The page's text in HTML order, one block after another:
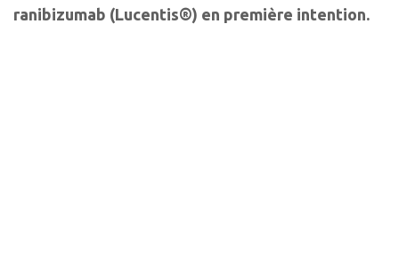
ranibizumab (Lucentis®) en première intention.